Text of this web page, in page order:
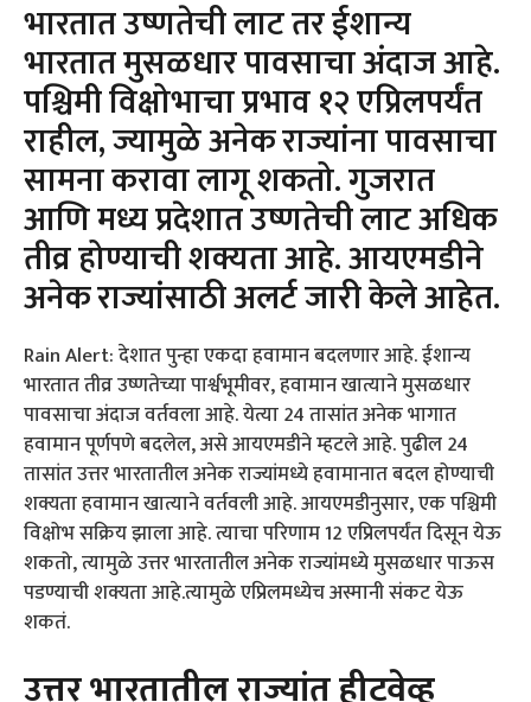
भारतात उष्णतेची लाट तर ईशान्य
भारतात मुसळधार पावसाचा अंदाज आहे.
पश्चिमी विक्षोभाचा प्रभाव १२ एप्रिलपर्यंत
राहील, ज्यामुळे अनेक राज्यांना पावसाचा
सामना करावा लागू शकतो. गुजरात
आणि मध्य प्रदेशात उष्णतेची लाट अधिक
तीव्र होण्याची शक्यता आहे. आयएमडीने
अनेक राज्यांसाठी अलर्ट जारी केले आहेत.
Rain Alert: देशात पुन्हा एकदा हवामान बदलणार आहे. ईशान्य
भारतात तीव्र उष्णतेच्या पार्श्वभूमीवर, हवामान खात्याने मुसळधार
पावसाचा अंदाज वर्तवला आहे. येत्या 24 तासांत अनेक भागात
हवामान पूर्णपणे बदलेल, असे आयएमडीने म्हटले आहे. पुढील 24
तासांत उत्तर भारतातील अनेक राज्यांमध्ये हवामानात बदल होण्याची
शक्यता हवामान खात्याने वर्तवली आहे. आयएमडीनुसार, एक पश्चिमी
विक्षोभ सक्रिय झाला आहे. त्याचा परिणाम 12 एप्रिलपर्यंत दिसून येऊ
शकतो, त्यामुळे उत्तर भारतातील अनेक राज्यांमध्ये मुसळधार पाऊस
पडण्याची शक्यता आहे.त्यामुळे एप्रिलमध्येच अस्मानी संकट येऊ
शकतं.
उत्तर भारतातील राज्यांत हीटवेव्ह